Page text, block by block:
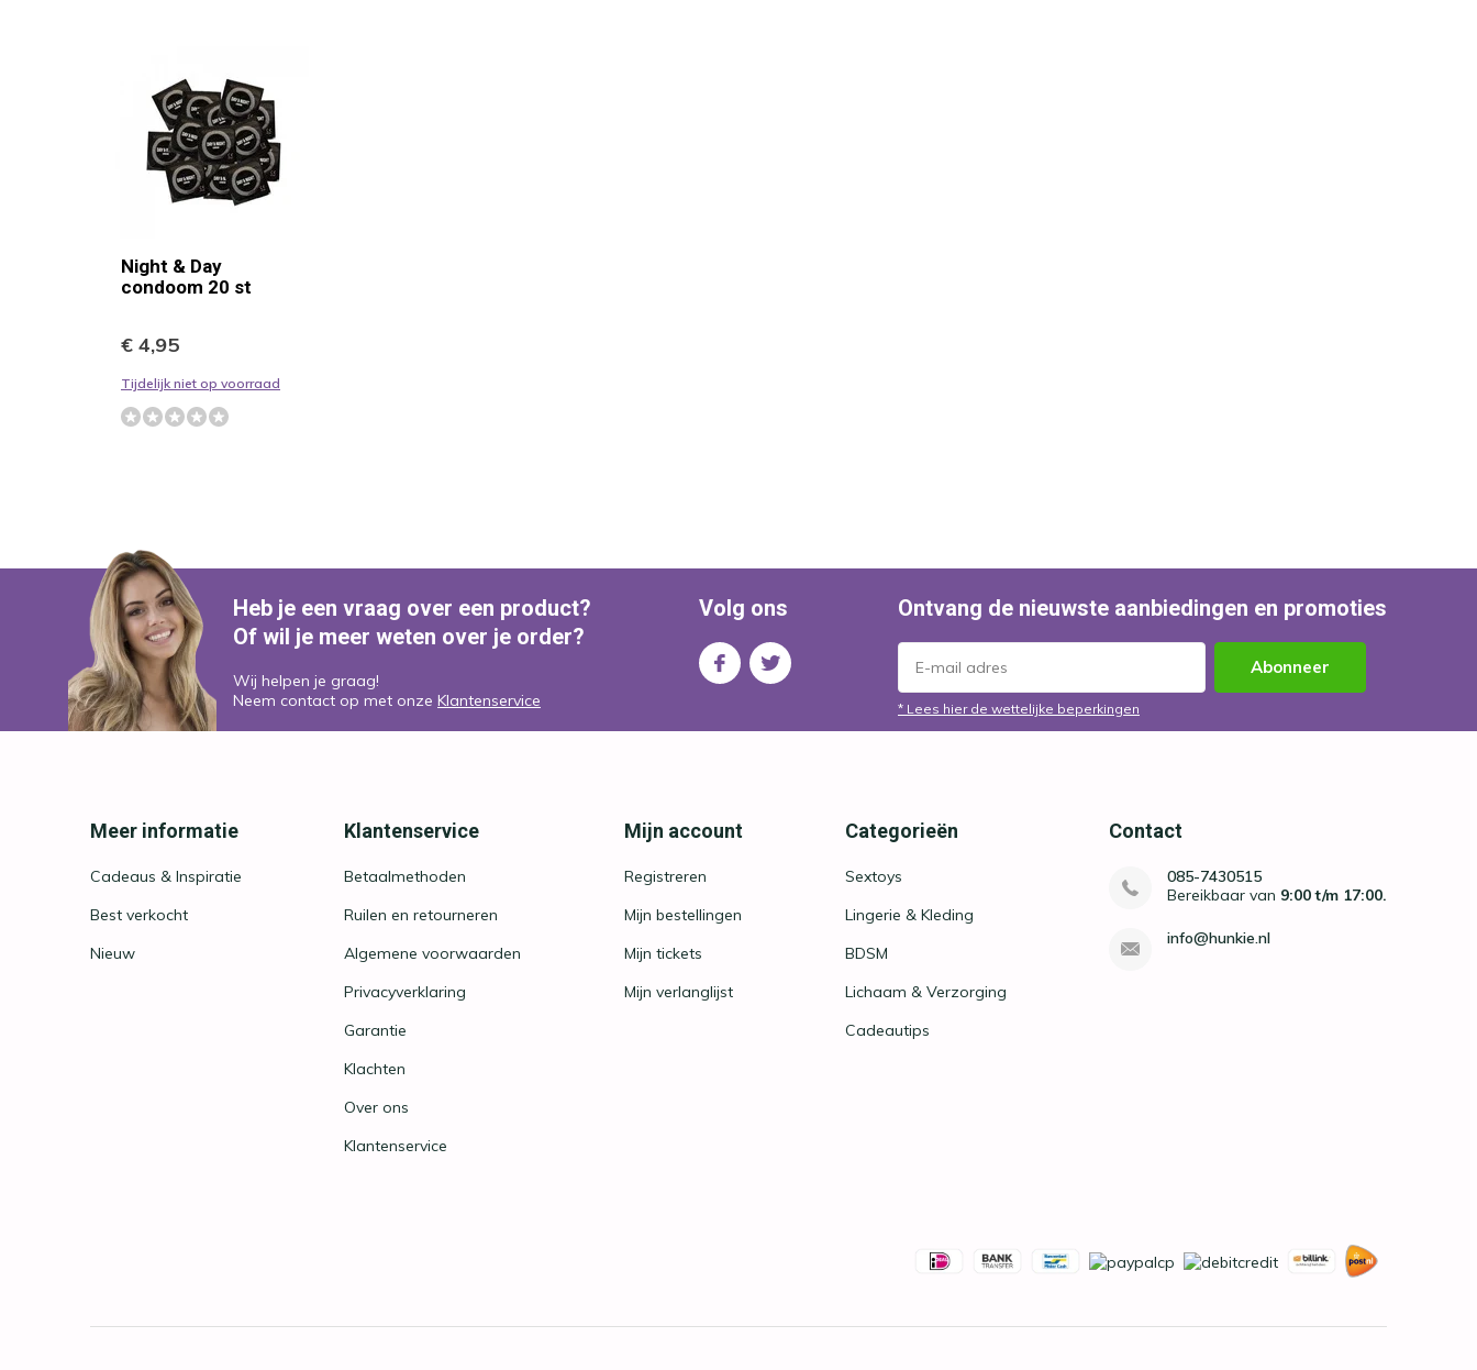
Night & Day
condoom 20 st
€ 4,95
Tijdelijk niet op voorraad
Heb je een vraag over een product?
Of wil je meer weten over je order?
Wij helpen je graag!
Neem contact op met onze Klantenservice
Volg ons Ontvang de nieuwste aanbiedingen en promoties
Abonneer
* Lees hier de wettelijke beperkingen
Meer informatie
Cadeaus & Inspiratie
Best verkocht
Nieuw
Klantenservice
Betaalmethoden
Ruilen en retourneren
Algemene voorwaarden
Privacyverklaring
Garantie
Klachten
Over ons
Klantenservice
Mijn account
Registreren
Mijn bestellingen
Mijn tickets
Mijn verlanglijst
Categorieën
Sextoys
Lingerie & Kleding
BDSM
Lichaam & Verzorging
Cadeautips
Contact
085-7430515
Bereikbaar van 9:00 t/m 17:00.
info@hunkie.nl